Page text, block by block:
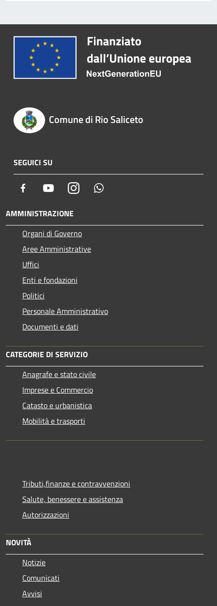
Comune di Rio Saliceto
SEGUICI SU
Facebook YoutubeInstagram
AMMINISTRAZIONE
Organi di Governo
Aree Amministrative
Uffici
Enti e fondazioni
Politici
Personale Amministrativo
Documenti e dati
CATEGORIE DI SERVIZIO
Anagrafe e stato civile
Imprese e Commercio
Catasto e urbanistica
Mobilità e trasporti
Tributi,finanze e contravvenzioni
Salute, benessere e assistenza
Autorizzazioni
NOVITÀ
Notizie
Comunicati
Avvisi